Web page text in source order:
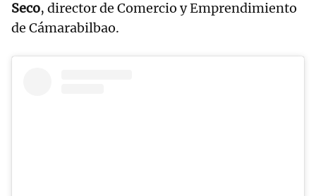
Seco, director de Comercio y Emprendimiento
de Cámarabilbao.